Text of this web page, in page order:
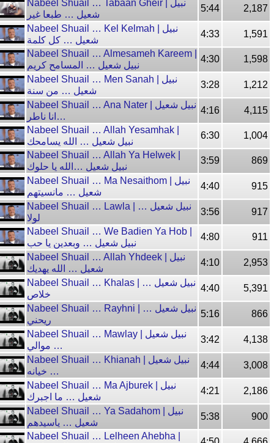
Nabeel Shuail … Tabaan Gheir | نبيل
شعيل … طبعا غير
5:44
2,187
Nabeel Shuail … Kel Kelmah | نبيل
شعيل … كل كلمة
4:33
1,591
Nabeel Shuail … Almesameh Kareem |
نبيل شعيل … المسامح كريم
4:30
1,598
Nabeel Shuail … Men Sanah | نبيل
شعيل … من سنة
3:28
1,212
Nabeel Shuail … Ana Nater | نبيل شعيل
…انا ناطر
4:16
4,115
Nabeel Shuail … Allah Yesamhak |
نبيل شعيل … الله يسامحك
6:30
1,004
Nabeel Shuail … Allah Ya Helwek |
نبيل شعيل …الله يا حلوك
3:59
869
Nabeel Shuail … Ma Nesaithom | نبيل
شعيل … مانسيتهم
4:40
915
Nabeel Shuail … Lawla | نبيل شعيل …
لولا
3:56
917
Nabeel Shuail … We Badien Ya Hob |
نبيل شعيل … وبعدين يا حب
4:80
911
Nabeel Shuail … Allah Yhdeek | نبيل
شعيل … الله يهديك
4:10
2,953
Nabeel Shuail … Khalas | نبيل شعيل …
خلاص
4:40
5,391
Nabeel Shuail … Rayhni | نبيل شعيل …
ريحني
5:16
866
Nabeel Shuail … Mawlay | نبيل شعيل
… موالي
3:42
4,138
Nabeel Shuail … Khianah | نبيل شعيل
… خيانه
4:44
3,008
Nabeel Shuail … Ma Ajburek | نبيل
شعيل … ما اجبرك
4:21
2,186
Nabeel Shuail … Ya Sadahom | نبيل
شعيل … ياسيدهم
5:38
900
Nabeel Shuail … Lelheen Ahebha |